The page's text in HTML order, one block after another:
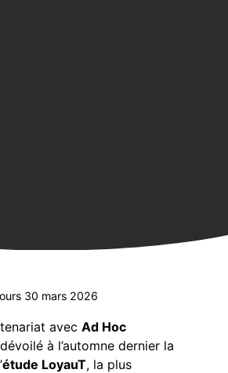
30 mars 2026
avec Ad Hoc
à l’automne dernier la
étude LoyauT, la plus